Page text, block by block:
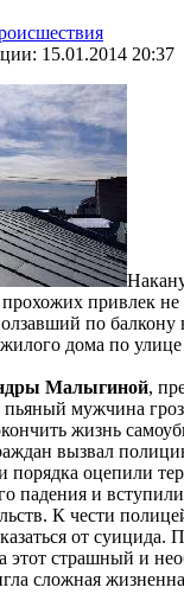
15.01.2014 20:37
привлек не
по балкону
дома по улице
Малыгиной,
мужчина
жизнь
вызвал
порядка оцепили
падения и
К чести
от суицида.
этот страшный и
сложная